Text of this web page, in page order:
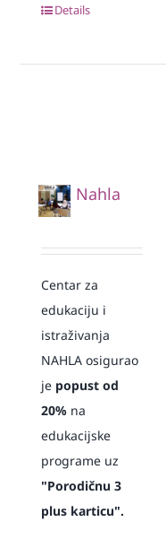
Details
Nahla
Centar za
edukaciju i
istraživanja
NAHLA osigurao
je popust od
20% na
edukacijske
programe uz
"Porodičnu 3
plus karticu".